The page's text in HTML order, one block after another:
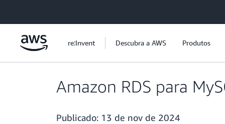
re:Invent Descubra a AWS Produtos
Amazon RDS para
Publicado: 13 de nov de 2024